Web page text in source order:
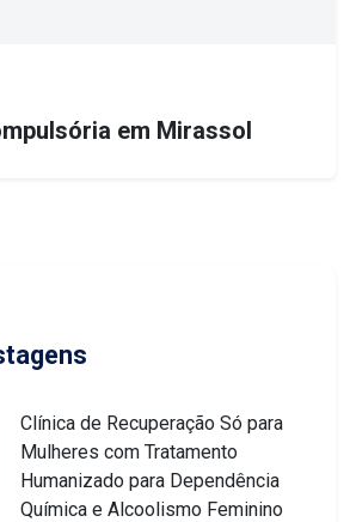
em Mirassol
Clínica de Recuperação Só para
Mulheres com Tratamento
Humanizado para Dependência
Química e Alcoolismo Feminino